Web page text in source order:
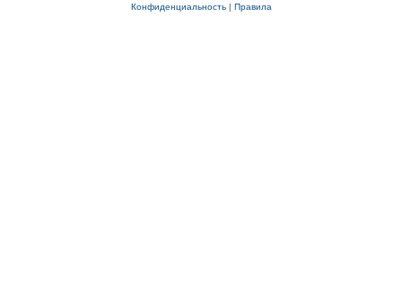
Конфиденциальность| Правила